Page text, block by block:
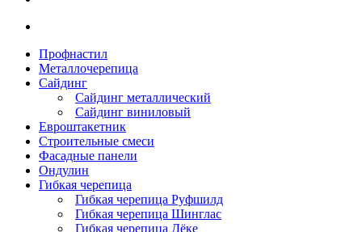
Профнастил
Металлочерепица
Сайдинг
Сайдинг металлический
Сайдинг виниловый
Евроштакетник
Строительные смеси
Фасадные панели
Ондулин
Гибкая черепица
Гибкая черепица Руфшилд
Гибкая черепица Шинглас
Гибкая черепица Дёке